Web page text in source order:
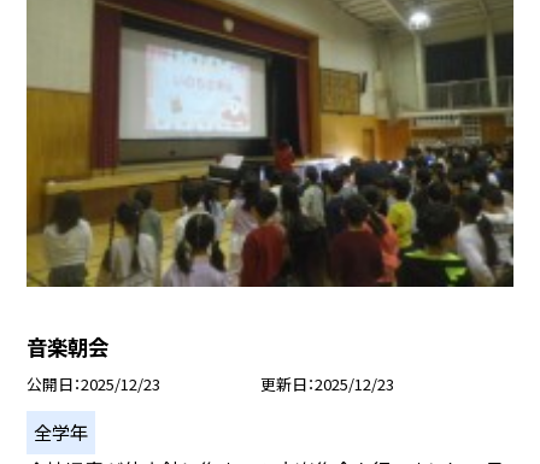
音楽朝会
公開日 2025/12/23 更新日 2025/12/23
全学年